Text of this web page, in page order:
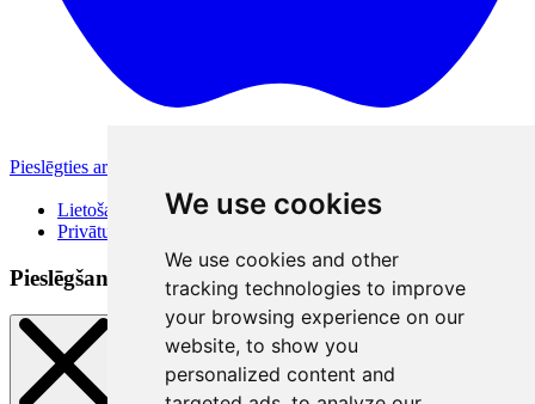
We use cookies
We use cookies and other
tracking technologies to improve
your browsing experience on our
website, to show you
personalized content and
Pieslēgties ar Apple
Lietošanas noteikumi
Privātuma politika
Pieslēgšanās veidi